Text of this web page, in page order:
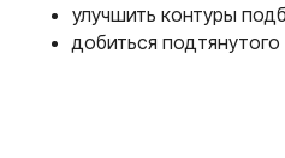
улучшить контуры
добиться
Как проходит
процедура?